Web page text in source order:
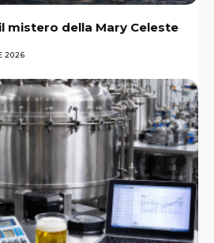
mistero della Mary Celeste
2026